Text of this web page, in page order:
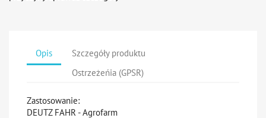
Opis
Szczegóły produktu
Ostrzeżeńia (GPSR)
Zastosowanie:
DEUTZ FAHR - Agrofarm